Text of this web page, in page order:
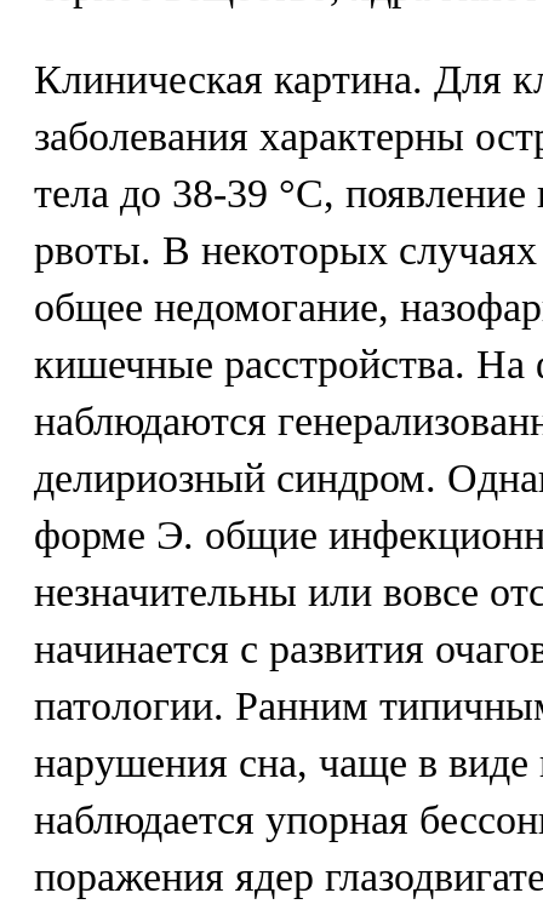
Клиническая картина. Для
заболевания характерны
тела до 38-39 °С, появление
рвоты. В некоторых
общее недомогание,
кишечные расстройства.
наблюдаются
делириозный синдром.
форме Э. общие
незначительны или вовсе
начинается с развития
патологии. Ранним
нарушения сна, чаще в
наблюдается упорная
поражения ядер